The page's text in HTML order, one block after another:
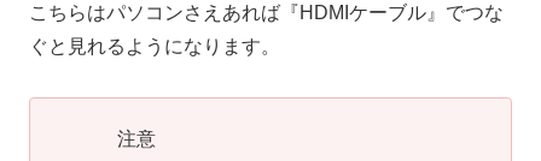
こちらはパソコンさえあれば『HDMIケーブル』でつな
ぐと見れるようになります。
注意